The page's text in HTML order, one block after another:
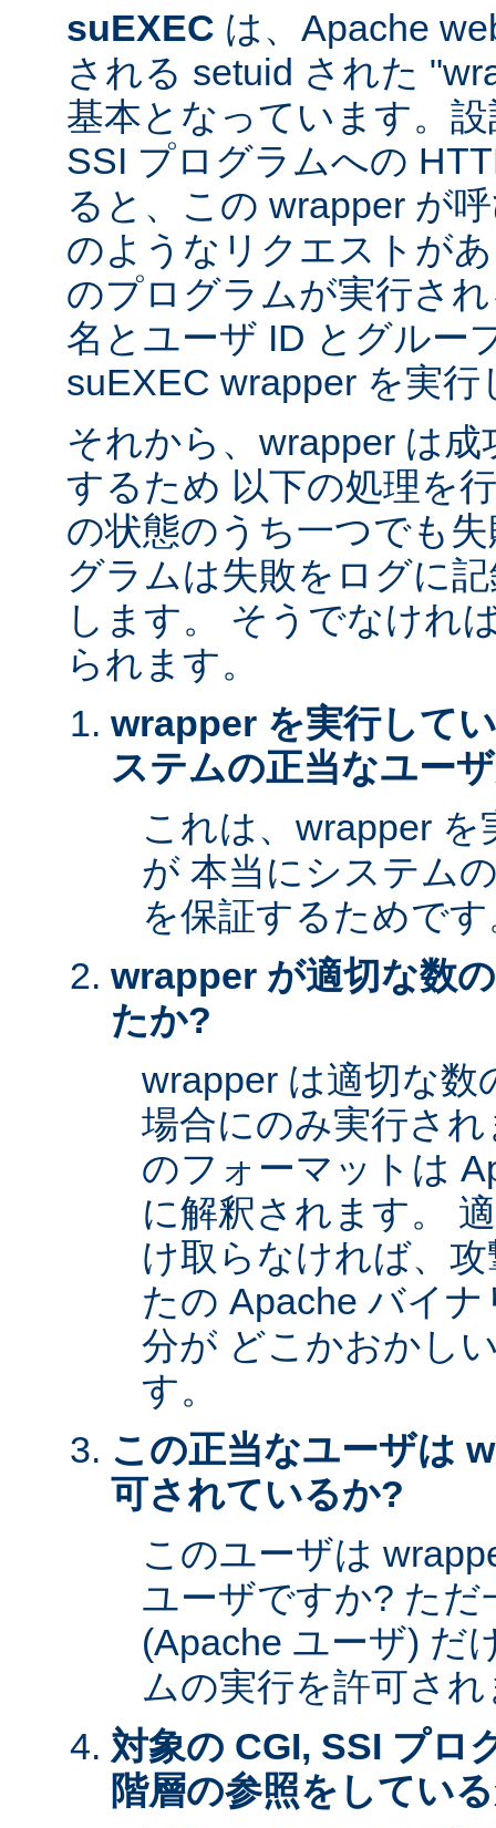
suEXEC は、Apache
される setuid された
基本となっています。
SSI プログラムへの
ると、この wrapper が
のようなリクエストが
のプログラムが実行さ
名とユーザ ID とグルー
suEXEC wrapper を実行
それから、wrapper は
するため 以下の処理を
の状態のうち一つでも
グラムは失敗をログに
します。 そうでなけれ
られます。
wrapper を実行して
ステムの正当なユー
これは、wrapper
が 本当にシステム
を保証するためで
wrapper が適切な数
たか?
wrapper は適切な
場合にのみ実行さ
のフォーマットは
に解釈されます。
け取らなければ、
たの Apache バイ
分が どこかおかし
す。
この正当なユーザは
可されているか?
このユーザは
ユーザですか? ただ
(Apache ユーザ) だ
ムの実行を許可さ
対象の CGI, SSI プロ
階層の参照をしてい